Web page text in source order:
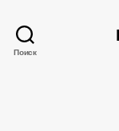
Поиск